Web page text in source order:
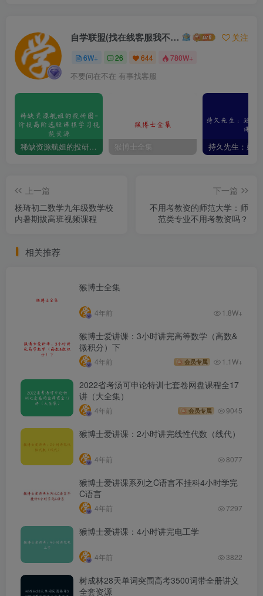
自学联盟(找在线客服我不回信息的) 关注
6W+ 26 644 780W+
不要问在不在 有事找客服
稀缺资源航姐的投研圈-价投高阶选股课程学习视频资源 猴博士全集
上一篇
杨琦初二数学九年级数学校
内暑期拔高班视频课程
下一篇
不用考教资的师范大学：师
范类专业不用考教资吗？
相关推荐
猴博士全集
4年前 1.8W+
猴博士爱讲课：3小时讲完高等数学（高数&
微积分）下
4年前 会员专属 1.1W+
2022省考汤可申论特训七套卷网盘课程全17
讲（大全集）
4年前 会员专属 9045
猴博士爱讲课：2小时讲完线性代数（线代）
4年前 8077
猴博士爱讲课系列之C语言不挂科4小时学完
C语言
4年前 7297
猴博士爱讲课：4小时讲完电工学
4年前 3822
树成林28天单词突围高考3500词带全册讲义
全套资源